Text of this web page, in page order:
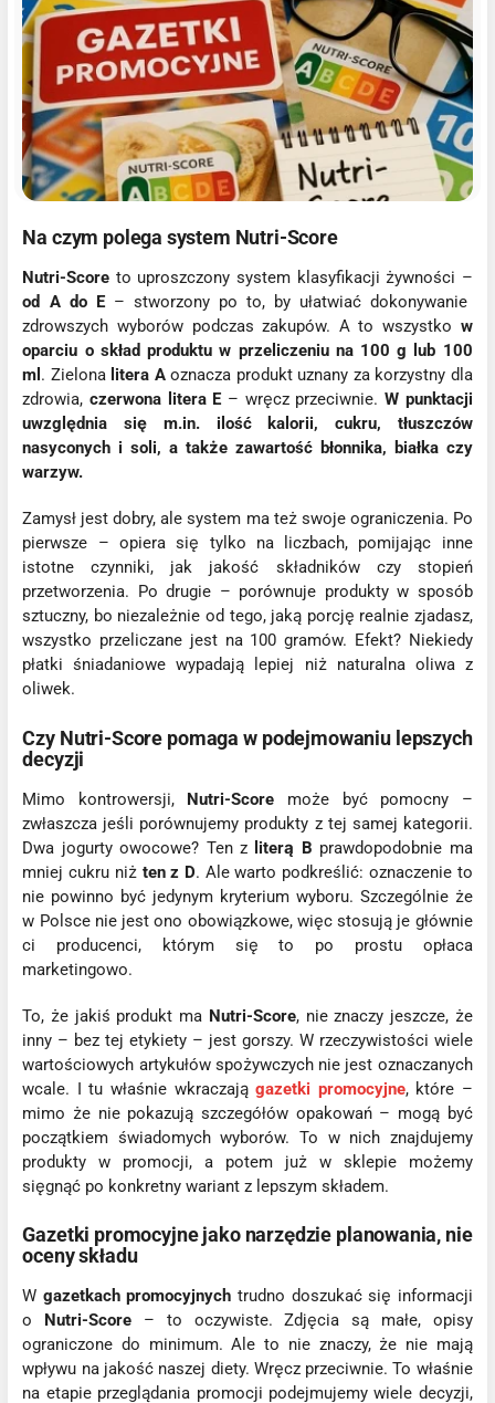
Na czym polega system Nutri-Score
Nutri-Score to uproszczony system klasyfikacji żywności –
od A do E– stworzony po to, by ułatwiać dokonywanie
zdrowszych wyborów podczas zakupów. A to wszystko w
oparciu o skład produktu w przeliczeniu na 100 g lub 100
ml . Zielona litera Aoznacza produkt uznany za korzystny dla
zdrowia,czerwona litera E– wręcz przeciwnie. W punktacji
uwzględnia się m.in. ilość kalorii, cukru, tłuszczów
nasyconych i soli, a także zawartość błonnika, białka czy
warzyw.
Zamysł jest dobry, ale system ma też swoje ograniczenia. Po
pierwsze – opiera się tylko na liczbach, pomijając inne
istotne czynniki, jak jakość składników czy stopień
przetworzenia. Po drugie – porównuje produkty w sposób
sztuczny, bo niezależnie od tego, jaką porcję realnie zjadasz,
wszystko przeliczane jest na 100 gramów. Efekt? Niekiedy
płatki śniadaniowe wypadają lepiej niż naturalna oliwa z
oliwek.
Czy Nutri-Score pomaga w podejmowaniu lepszych
decyzji
Mimo kontrowersji, Nutri-Score może być pomocny –
zwłaszcza jeśli porównujemy produkty z tej samej kategorii.
Dwa jogurty owocowe? Ten z
literą B prawdopodobnie ma
mniej cukru niż ten z D. Ale warto podkreślić: oznaczenie to
nie powinno być jedynym kryterium wyboru. Szczególnie że
w Polsce nie jest ono obowiązkowe, więc stosują je głównie
ci producenci, którym się to po prostu opłaca
marketingowo.
To, że jakiś produkt ma Nutri-Score, nie znaczy jeszcze, że
inny – bez tej etykiety – jest gorszy. W rzeczywistości wiele
wartościowych artykułów spożywczych nie jest oznaczanych
wcale. I tu właśnie wkraczajągazetki promocyjne, które –
mimo że nie pokazują szczegółów opakowań – mogą być
początkiem świadomych wyborów. To w nich znajdujemy
produkty w promocji, a potem już w sklepie możemy
sięgnąć po konkretny wariant z lepszym składem.
Gazetki promocyjne jako narzędzie planowania, nie
oceny składu
W gazetkach promocyjnych trudno doszukać się informacji
o Nutri-Score – to oczywiste. Zdjęcia są małe, opisy
ograniczone do minimum. Ale to nie znaczy, że nie mają
wpływu na jakość naszej diety. Wręcz przeciwnie. To właśnie
na etapie przeglądania promocji podejmujemy wiele decyzji,